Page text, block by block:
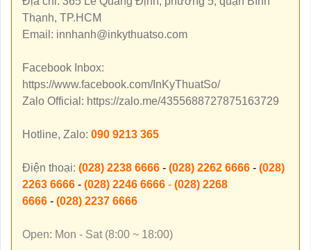
Thạnh, TP.HCM
Email: innhanh@inkythuatso.com
Facebook Inbox:
https://www.facebook.com/InKyThuatSo/
Zalo Official: https://zalo.me/4355688727875163729
Hotline, Zalo: 090 9213 365
Điện thoại: (028) 2238 6666 - (028) 2262 6666 - (028)
2263 6666 - (028) 2246 6666 - (028) 2268
6666 - (028) 2237 6666
Open: Mon - Sat (8:00 ~ 18:00)